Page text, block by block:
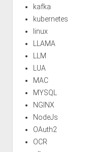
kafka
kubernetes
linux
LLAMA
LLM
LUA
MAC
MYSQL
NGINX
NodeJs
OAuth2
OCR